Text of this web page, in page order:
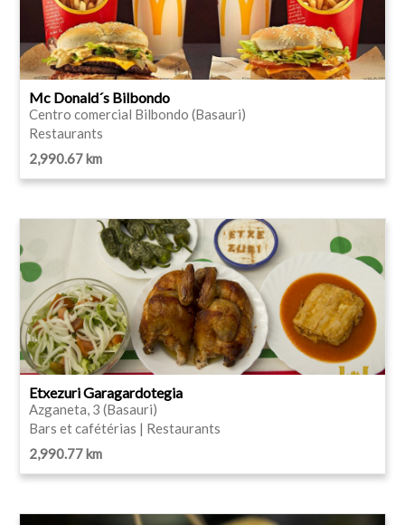
Mc Donald´s Bilbondo
Centro comercial Bilbondo (Basauri)
Restaurants
2,990.67 km
Etxezuri Garagardotegia
Azganeta, 3 (Basauri)
Bars et cafétérias | Restaurants
2,990.77 km